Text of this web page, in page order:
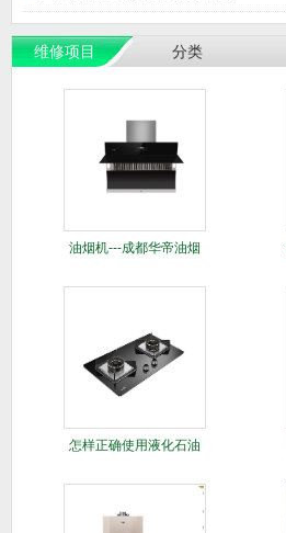
维修项目 分类
油烟机---成都华帝油烟
怎样正确使用液化石油